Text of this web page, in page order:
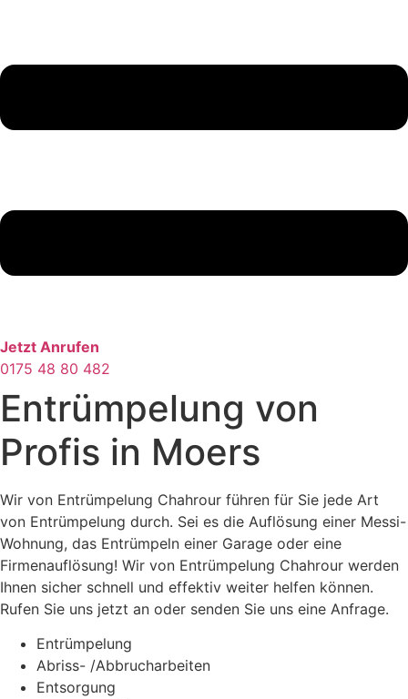
Jetzt Anrufen
0175 48 80 482
Entrümpelung von
Profis in Moers
Wir von Entrümpelung Chahrour führen für Sie jede Art
von Entrümpelung durch. Sei es die Auflösung einer Messi-
Wohnung, das Entrümpeln einer Garage oder eine
Firmenauflösung! Wir von Entrümpelung Chahrour werden
Ihnen sicher schnell und effektiv weiter helfen können.
Rufen Sie uns jetzt an oder senden Sie uns eine Anfrage.
Entrümpelung
Abriss- /Abbrucharbeiten
Entsorgung